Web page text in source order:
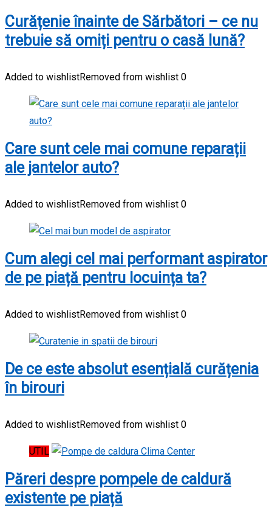
Curățenie înainte de Sărbători – ce nu
trebuie să omiți pentru o casă lună?
Added to wishlistRemoved from wishlist 0
Care sunt cele mai comune reparații
ale jantelor auto?
Added to wishlistRemoved from wishlist 0
Cum alegi cel mai performant aspirator
de pe piață pentru locuința ta?
Added to wishlistRemoved from wishlist 0
De ce este absolut esențială curățenia
în birouri
Added to wishlistRemoved from wishlist 0
UTIL
Păreri despre pompele de caldură
existente pe piață